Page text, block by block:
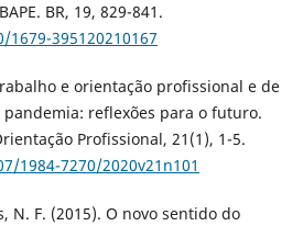
BR, 19, 829-841.
395120210167
e orientação profissional e de
reflexões para o futuro.
Profissional, 21(1), 1-5.
1984-7270/2020v21n101
N. F. (2015). O novo sentido do